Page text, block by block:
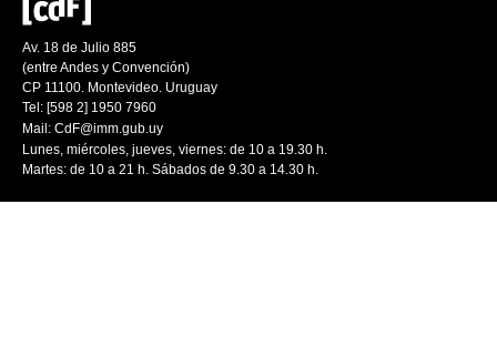
Av. 18 de Julio 885
(entre Andes y Convención)
CP 11100. Montevideo. Uruguay
Tel: [598 2] 1950 7960
Mail: CdF@imm.gub.uy
Lunes, miércoles, jueves, viernes: de 10 a 19.30 h.
Martes: de 10 a 21 h. Sábados de 9.30 a 14.30 h.